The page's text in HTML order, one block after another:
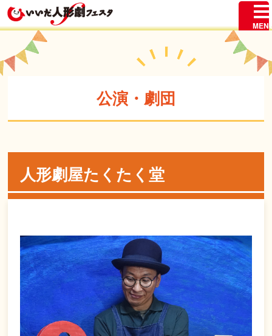
公演・劇団
人形劇屋たくたく堂